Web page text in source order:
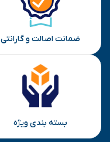
ضمانت اصالت و گارانتی
بسته بندی ویژه